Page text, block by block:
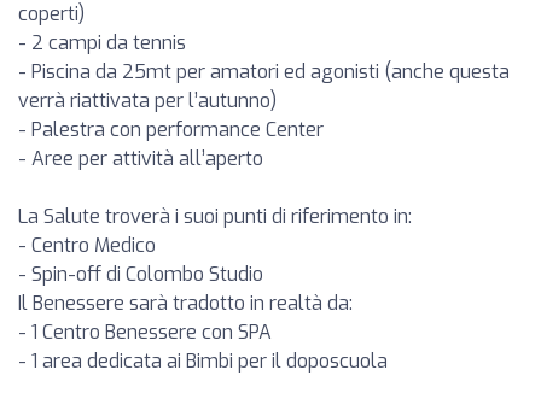
coperti)
- 2 campi da tennis
- Piscina da 25mt per amatori ed agonisti (anche questa
verrà riattivata per l’autunno)
- Palestra con performance Center
- Aree per attività all’aperto
La Salute troverà i suoi punti di riferimento in:
- Centro Medico
- Spin-off di Colombo Studio
Il Benessere sarà tradotto in realtà da:
- 1 Centro Benessere con SPA
- 1 area dedicata ai Bimbi per il doposcuola